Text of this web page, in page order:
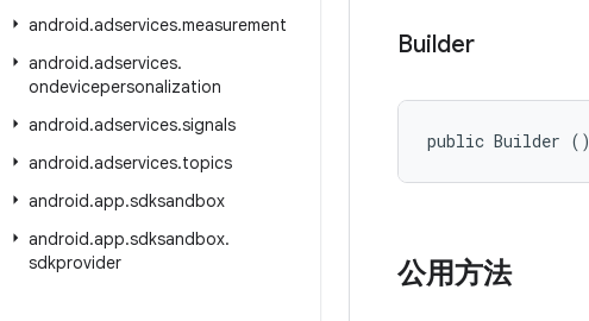
android.adservices.measurement
android.adservices.
ondevicepersonalization
android.adservices.signals
android.adservices.topics
android.app.sdksandbox
android.app.sdksandbox.
sdkprovider
Builder
public Builder ()
公用方法